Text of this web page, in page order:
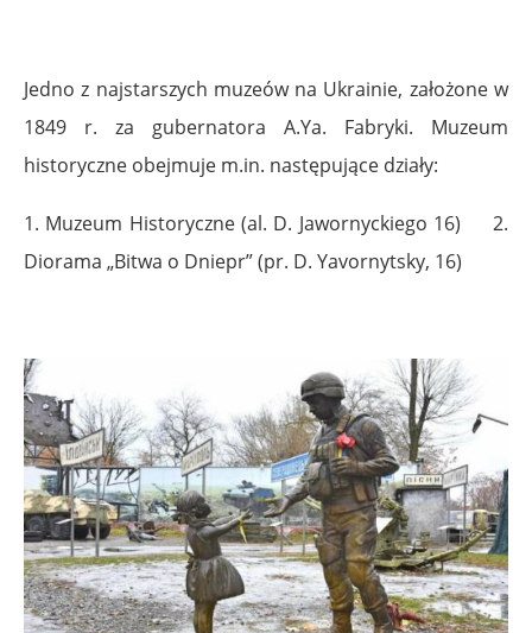
Jedno z najstarszych muzeów na Ukrainie, założone w
1849 r. za gubernatora A.Ya. Fabryki. Muzeum
historyczne obejmuje m.in. następujące działy:
1. Muzeum Historyczne (al. D. Jawornyckiego 16) 2.
Diorama „Bitwa o Dniepr” (pr. D. Yavornytsky, 16)